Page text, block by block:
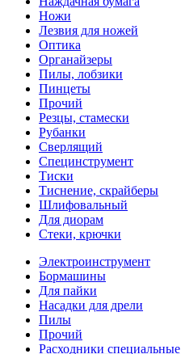
Ножи
Лезвия для ножей
Оптика
Органайзеры
Пилы, лобзики
Пинцеты
Прочий
Резцы, стамески
Рубанки
Сверлящий
Специнструмент
Тиски
Тиснение, скрайберы
Шлифовальный
Для диорам
Стеки, крючки
Электроинструмент
Бормашины
Для пайки
Насадки для дрели
Пилы
Прочий
Расходники специальные